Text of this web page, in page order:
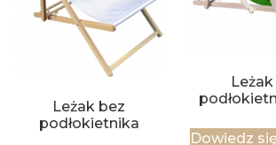
Leżak bez
podłokietnika
Leżak
Dowiedz